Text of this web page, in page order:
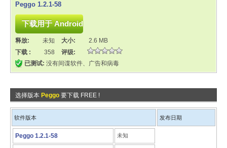
Peggo 1.2.1-58
释放: 未知 大小:
2.6 MB
下载 :
358
评级:
已测试: 没有间谍软件、广告和病毒
选择版本 Peggo 要下载 FREE !
软件版本 发布日期
Peggo 1.2.1-58 未知